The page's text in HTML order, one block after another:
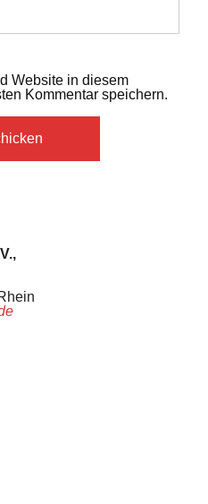
Website in diesem
Kommentar speichern.